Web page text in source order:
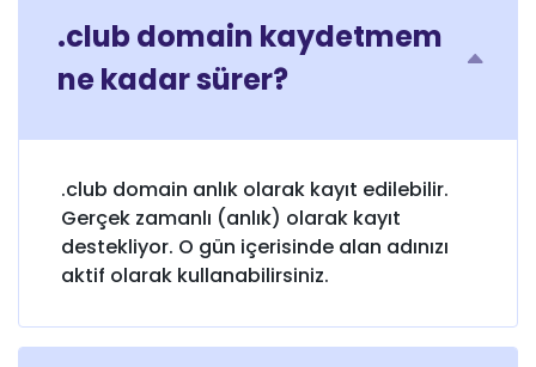
.club domain kaydetmem
ne kadar sürer?
.club domain anlık olarak kayıt edilebilir.
Gerçek zamanlı (anlık) olarak kayıt
destekliyor. O gün içerisinde alan adınızı
aktif olarak kullanabilirsiniz.